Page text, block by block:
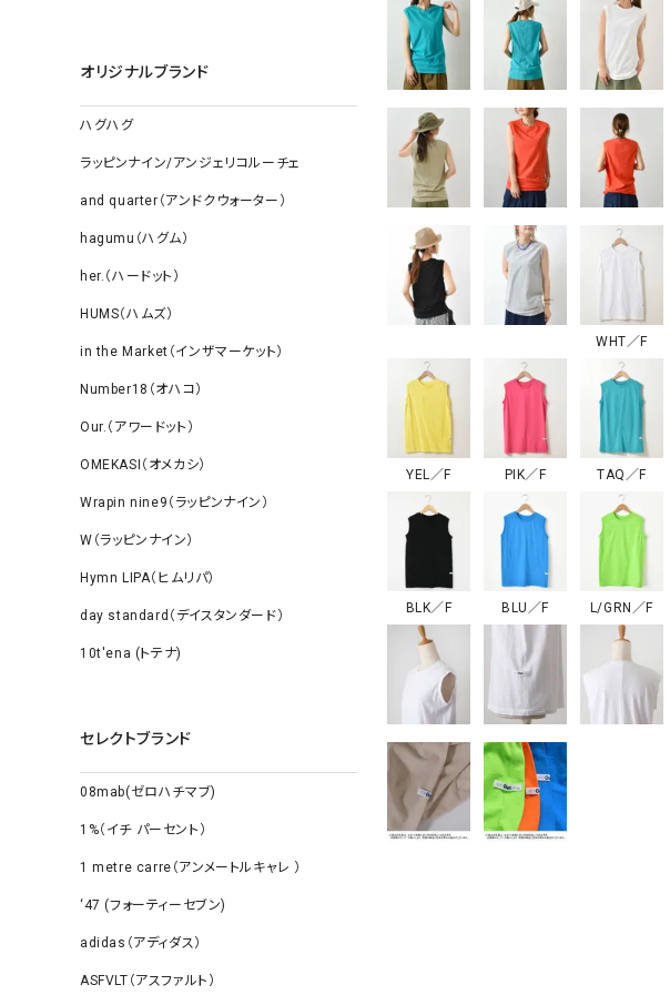
オリジナルブランド
ハグハグ
ラッピンナイン/アンジェリコルーチェ
and quarter（アンドクウォーター）
hagumu（ハグム）
her.（ハードット）
HUMS（ハムズ）
in the Market（インザマーケット）
Number18（オハコ）
Our.（アワードット）
OMEKASI（オメカシ）
Wrapin nine9（ラッピンナイン）
W（ラッピンナイン）
Hymn LIPA（ヒムリパ）
day standard（デイスタンダード）
10t'ena (トテナ)
セレクトブランド
08mab(ゼロハチマブ)
1%（イチ パーセント）
1 metre carre（アンメートルキャレ ）
‘47 (フォーティーセブン)
adidas（アディダス）
ASFVLT（アスファルト）
WHT／F
YEL／F PIK／F TAQ／F
BLK／F BLU／F L/GRN／F